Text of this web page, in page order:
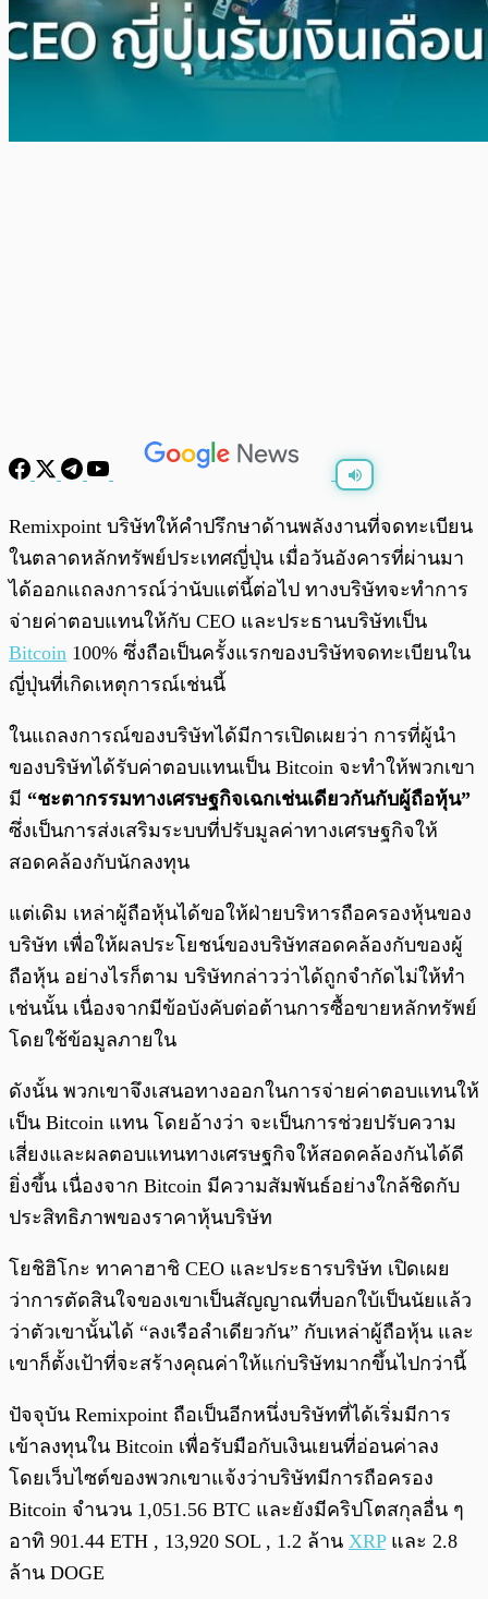
0:00 0:00
Remixpoint บริษัทให้คำปรึกษาด้านพลังงานที่จดทะเบียน
ในตลาดหลักทรัพย์ประเทศญี่ปุ่น เมื่อวันอังคารที่ผ่านมา
ได้ออกแถลงการณ์ว่านับแต่นี้ต่อไป ทางบริษัทจะทำการ
จ่ายค่าตอบแทนให้กับ CEO และประธานบริษัทเป็น
Bitcoin 100% ซึ่งถือเป็นครั้งแรกของบริษัทจดทะเบียนใน
ญี่ปุ่นที่เกิดเหตุการณ์เช่นนี้
ในแถลงการณ์ของบริษัทได้มีการเปิดเผยว่า การที่ผู้นำ
ของบริษัทได้รับค่าตอบแทนเป็น Bitcoin จะทำให้พวกเขา
มี “ชะตากรรมทางเศรษฐกิจเฉกเช่นเดียวกันกับผู้ถือหุ้น”
ซึ่งเป็นการส่งเสริมระบบที่ปรับมูลค่าทางเศรษฐกิจให้
สอดคล้องกับนักลงทุน
แต่เดิม เหล่าผู้ถือหุ้นได้ขอให้ฝ่ายบริหารถือครองหุ้นของ
บริษัท เพื่อให้ผลประโยชน์ของบริษัทสอดคล้องกับของผู้
ถือหุ้น อย่างไรก็ตาม บริษัทกล่าวว่าได้ถูกจำกัดไม่ให้ทำ
เช่นนั้น เนื่องจากมีข้อบังคับต่อต้านการซื้อขายหลักทรัพย์
โดยใช้ข้อมูลภายใน
ดังนั้น พวกเขาจึงเสนอทางออกในการจ่ายค่าตอบแทนให้
เป็น Bitcoin แทน โดยอ้างว่า จะเป็นการช่วยปรับความ
เสี่ยงและผลตอบแทนทางเศรษฐกิจให้สอดคล้องกันได้ดี
ยิ่งขึ้น เนื่องจาก Bitcoin มีความสัมพันธ์อย่างใกล้ชิดกับ
ประสิทธิภาพของราคาหุ้นบริษัท
โยชิฮิโกะ ทาคาฮาชิ CEO และประธารบริษัท เปิดเผย
ว่าการตัดสินใจของเขาเป็นสัญญาณที่บอกใบ้เป็นนัยแล้ว
ว่าตัวเขานั้นได้ “ลงเรือลำเดียวกัน” กับเหล่าผู้ถือหุ้น และ
เขาก็ตั้งเป้าที่จะสร้างคุณค่าให้แก่บริษัทมากขึ้นไปกว่านี้
ปัจจุบัน Remixpoint ถือเป็นอีกหนึ่งบริษัทที่ได้เริ่มมีการ
เข้าลงทุนใน Bitcoin เพื่อรับมือกับเงินเยนที่อ่อนค่าลง
โดยเว็บไซต์ของพวกเขาแจ้งว่าบริษัทมีการถือครอง
Bitcoin จำนวน 1,051.56 BTC และยังมีคริปโตสกุลอื่น ๆ
อาทิ 901.44 ETH , 13,920 SOL , 1.2 ล้าน XRPและ 2.8
ล้าน DOGE